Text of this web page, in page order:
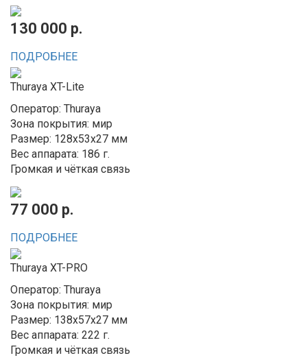
130 000 р.
ПОДРОБНЕЕ
Thuraya XT-Lite
Оператор: Thuraya
Зона покрытия: мир
Размер: 128x53x27 мм
Вес аппарата: 186 г.
Громкая и чёткая связь
77 000 р.
ПОДРОБНЕЕ
Thuraya XT-PRO
Оператор: Thuraya
Зона покрытия: мир
Размер: 138x57x27 мм
Вес аппарата: 222 г.
Громкая и чёткая связь